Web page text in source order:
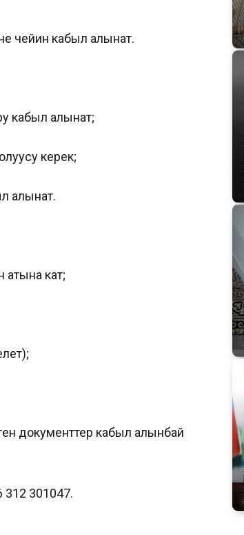
чейин кабыл алынат.
кабыл алынат;
керек;
алынат.
атына кат;
документтер кабыл алынбай
312 301047.